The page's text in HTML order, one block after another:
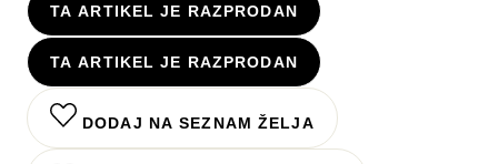
TA ARTIKEL JE RAZPRODAN
TA ARTIKEL JE RAZPRODAN
DODAJ NA SEZNAM ŽELJA